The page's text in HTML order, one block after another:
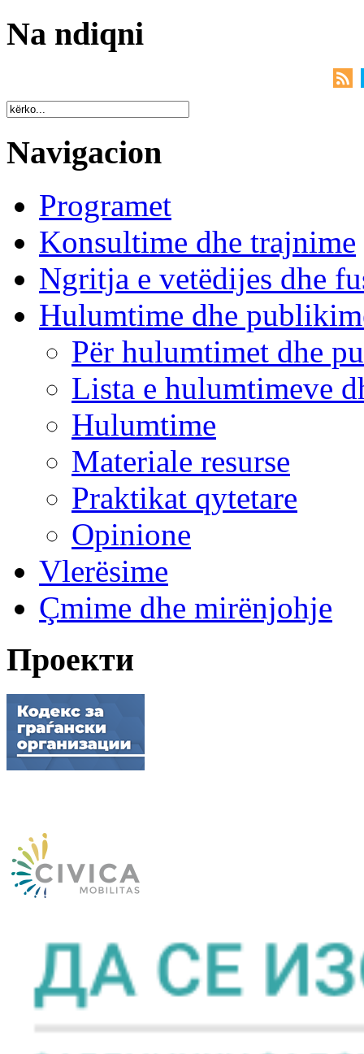
Na ndiqni
Navigacion
Programet
Konsultime dhe trajnime
Ngritja e vetëdijes dhe
Hulumtime dhe
Për hulumtimet dhe
Lista e hulumtimeve
Hulumtime
Materiale resurse
Praktikat qytetare
Opinione
Vlerësime
Çmime dhe mirënjohje
Проекти